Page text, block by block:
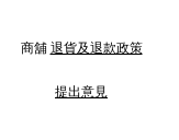
商舖 退貨及退款政策
提出意見